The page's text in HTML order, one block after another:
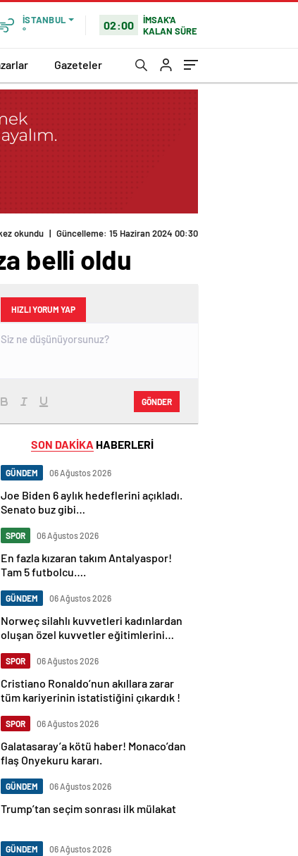
İSTANBUL
°
02:00
İMSAK'A
KALAN SÜRE
Gazeteler
okundu | Güncelleme: 15 Haziran 2024 00:30
belli oldu
HIZLI YORUM YAP
GÖNDER
SON DAKİKA HABERLERİ
GÜNDEM 06 Ağustos 2026
Joe Biden 6 aylık hedeflerini açıkladı.
Senato buz gibi…
SPOR 06 Ağustos 2026
En fazla kızaran takım Antalyaspor!
Tam 5 futbolcu….
GÜNDEM 06 Ağustos 2026
Norweç silahlı kuvvetleri kadınlardan
oluşan özel kuvvetler eğitimlerini
SPOR 06 Ağustos 2026
Cristiano Ronaldo’nun akıllara zarar
tüm kariyerinin istatistiğini çıkardık !
SPOR 06 Ağustos 2026
Galatasaray’a kötü haber! Monaco’dan
flaş Onyekuru kararı.
GÜNDEM 06 Ağustos 2026
Trump’tan seçim sonrası ilk mülakat
GÜNDEM 06 Ağustos 2026